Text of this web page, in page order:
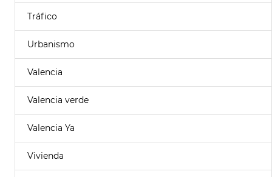
Tráfico
Urbanismo
Valencia
Valencia verde
Valencia Ya
Vivienda